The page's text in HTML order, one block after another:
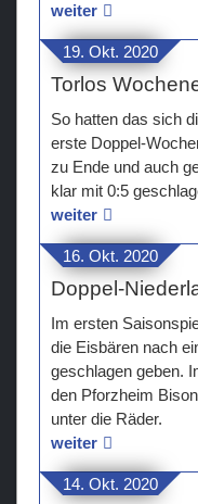
weiter
19. Okt. 2020
Torlos
So hatten das sich
erste Doppel-
zu Ende und auch
klar mit 0:5
weiter
16. Okt. 2020
Doppel-
Im ersten
die Eisbären nach
geschlagen geben.
den Pforzheim
unter die Räder.
weiter
14. Okt. 2020